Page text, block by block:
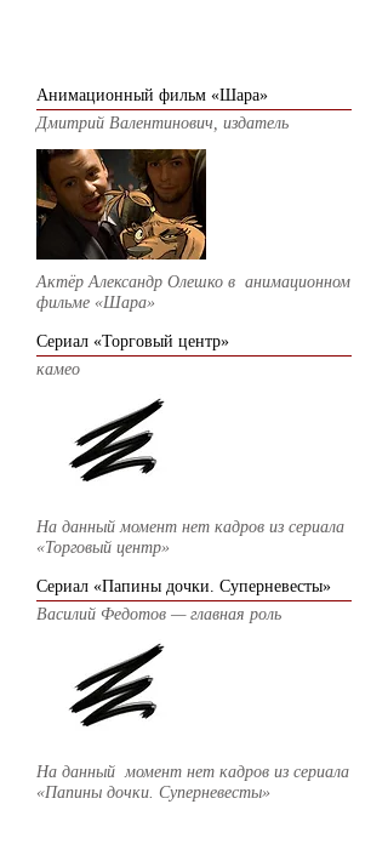
Анимационный фильм «Шара»
Дмитрий Валентинович, издатель
Актёр Александр Олешко в анимационном
фильме «Шара»
Сериал «Торговый центр»
камео
На данный момент нет кадров из сериала
«Торговый центр»
Сериал «Папины дочки. Суперневесты»
Василий Федотов — главная роль
На данный момент нет кадров из сериала
«Папины дочки. Суперневесты»